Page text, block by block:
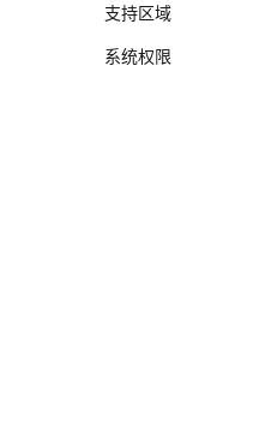
支持区域
系统权限